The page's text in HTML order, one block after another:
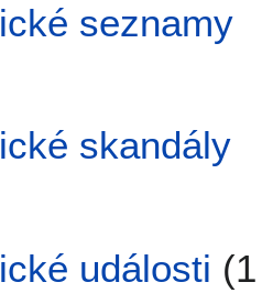
seznamy
skandály
události (1